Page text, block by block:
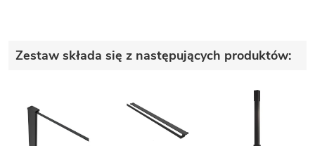
Zestaw składa się z następujących produktów: